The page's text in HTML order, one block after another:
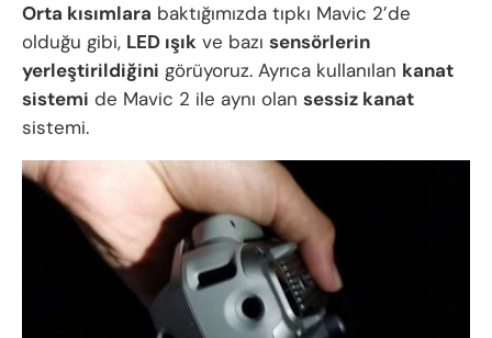
Orta kısımlara baktığımızda tıpkı Mavic 2’de
olduğu gibi, LED ışık ve bazı sensörlerin
yerleştirildiğini görüyoruz. Ayrıca kullanılan kanat
sistemi de Mavic 2 ile aynı olan sessiz kanat
sistemi.